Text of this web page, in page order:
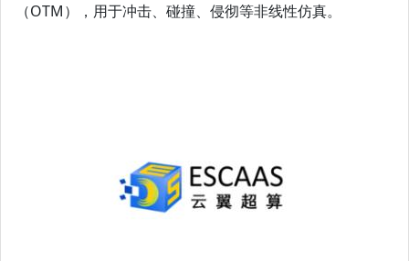
（OTM），用于冲击、碰撞、侵彻等非线性仿真。